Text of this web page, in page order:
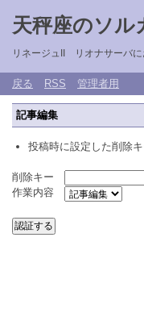
天秤座のソル
リネージュII リオナサーバ
戻る RSS 管理者用
記事編集
投稿時に設定した削除
削除キー
作業内容